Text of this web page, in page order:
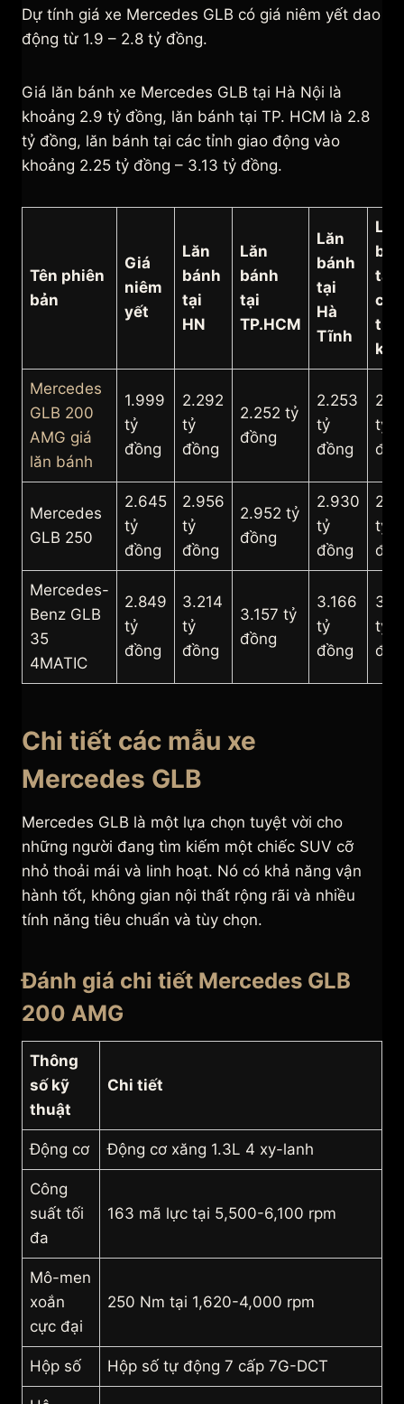
Dự tính giá xe Mercedes GLB có giá niêm yết dao
động từ 1.9 – 2.8 tỷ đồng.
Giá lăn bánh xe Mercedes GLB tại Hà Nội là
khoảng 2.9 tỷ đồng, lăn bánh tại TP. HCM là 2.8
tỷ đồng, lăn bánh tại các tỉnh giao động vào
khoảng 2.25 tỷ đồng – 3.13 tỷ đồng.
Tên phiên
bản
Giá
niêm
yết
Lăn
bánh
tại
HN
Lăn
bánh
tại
TP.HCM
Lăn
bánh
tại
Hà
Tĩnh
Lăn
tại
các
Mercedes
GLB 200
AMG giá
lăn bánh
1.999
tỷ
đồng
2.292
tỷ
đồng
2.252 tỷ
đồng
2.253
tỷ
đồng
tỷ
Mercedes
GLB 250
2.645
tỷ
đồng
2.956
tỷ
đồng
2.952 tỷ
đồng
2.930
tỷ
đồng
tỷ
Mercedes-
Benz GLB
35
4MATIC
2.849
tỷ
đồng
3.214
tỷ
đồng
3.157 tỷ
đồng
3.166
tỷ
đồng
tỷ
Chi tiết các mẫu xe
Mercedes GLB
Mercedes GLB là một lựa chọn tuyệt vời cho
những người đang tìm kiếm một chiếc SUV cỡ
nhỏ thoải mái và linh hoạt. Nó có khả năng vận
hành tốt, không gian nội thất rộng rãi và nhiều
tính năng tiêu chuẩn và tùy chọn.
Đánh giá chi tiết Mercedes GLB
200 AMG
Thông
số kỹ
thuật
Chi tiết
Động cơ Động cơ xăng 1.3L 4 xy-lanh
Công
suất tối
đa
163 mã lực tại 5,500-6,100 rpm
Mô-men
xoắn
cực đại
250 Nm tại 1,620-4,000 rpm
Hộp số Hộp số tự động 7 cấp 7G-DCT